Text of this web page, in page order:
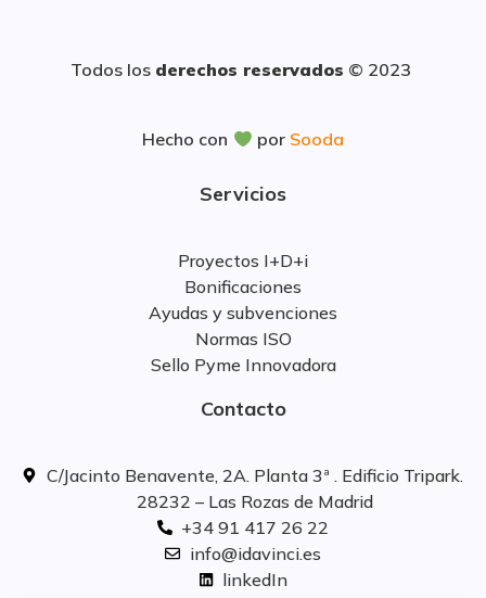
Todos los derechos reservados © 2023
Hecho con por Sooda
Servicios
Proyectos I+D+i
Bonificaciones
Ayudas y subvenciones
Normas ISO
Sello Pyme Innovadora
Contacto
C/Jacinto Benavente, 2A. Planta 3ª . Edificio Tripark.
28232 – Las Rozas de Madrid
+34 91 417 26 22
info@idavinci.es
linkedIn